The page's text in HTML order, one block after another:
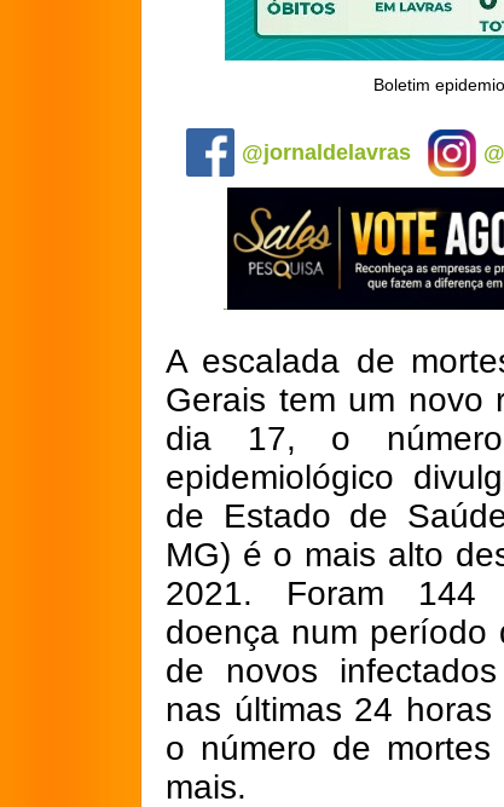
Boletim
@jornaldelavras
A escalada de
Gerais tem um novo
dia 17, o
epidemiológico
de Estado de
MG) é o mais alto
2021. Foram 144
doença num período
de novos
nas últimas 24
o número de
mais.